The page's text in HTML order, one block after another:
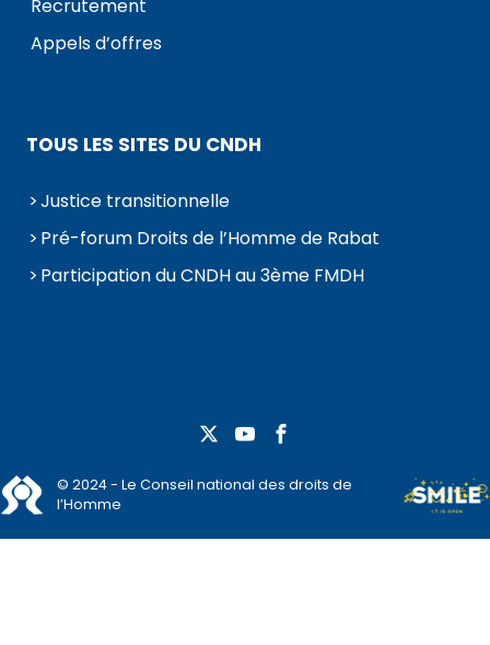
Recrutement
Appels d’offres
TOUS LES SITES DU CNDH
Justice transitionnelle
Pré-forum Droits de l’Homme de Rabat
Participation du CNDH au 3ème FMDH
© 2024 - Le Conseil national des droits de
l’Homme